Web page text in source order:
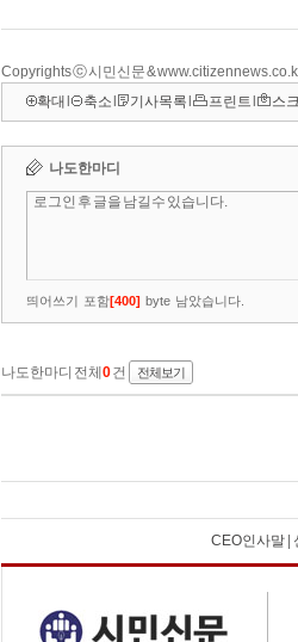
Copyrights ⓒ 시민신문 &
확대
축소 기사목록 프린트 스
CEO인사말